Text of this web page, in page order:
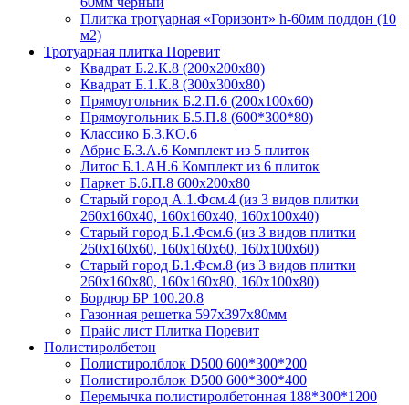
Плитка тротуарная «Горизонт» h-60мм поддон (10
м2)
Тротуарная плитка Поревит
Квадрат Б.2.К.8 (200х200х80)
Квадрат Б.1.К.8 (300х300х80)
Прямоугольник Б.2.П.6 (200х100х60)
Прямоугольник Б.5.П.8 (600*300*80)
Классико Б.3.КО.6
Абрис Б.3.А.6 Комплект из 5 плиток
Литос Б.1.АН.6 Комплект из 6 плиток
Паркет Б.6.П.8 600х200х80
Старый город А.1.Фсм.4 (из 3 видов плитки
260х160х40, 160х160х40, 160х100х40)
Старый город Б.1.Фсм.6 (из 3 видов плитки
260х160х60, 160х160х60, 160х100х60)
Старый город Б.1.Фсм.8 (из 3 видов плитки
260х160х80, 160х160х80, 160х100х80)
Бордюр БР 100.20.8
Газонная решетка 597х397х80мм
Прайс лист Плитка Поревит
Полистиролбетон
Полистиролблок D500 600*300*200
Полистиролблок D500 600*300*400
Перемычка полистирол­бетонная 188*300*1200